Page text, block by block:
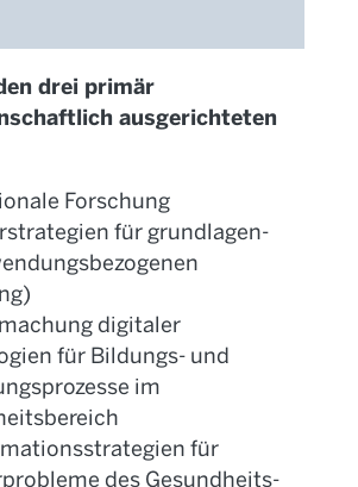
drei primär
ausgerichteten
Forschung
für grundlagen-
digitaler
für Bildungs- und
im
für
des Gesundheits-